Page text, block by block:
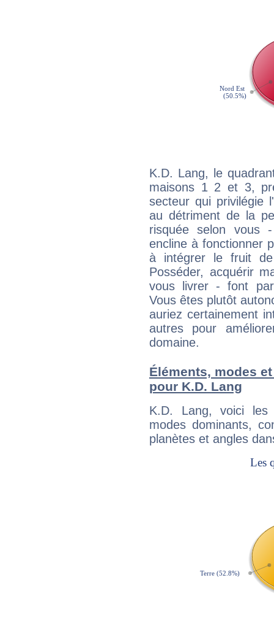
K.D. Lang, le
maisons 1 2 et 3,
secteur qui privilégie
au détriment de la
risquée selon vous
encline à fonctionner
à intégrer le fruit
Posséder, acquérir
vous livrer - font
Vous êtes plutôt
auriez certainement
autres pour
domaine.
Éléments, modes
pour K.D. Lang
K.D. Lang, voici les
modes dominants,
planètes et angles